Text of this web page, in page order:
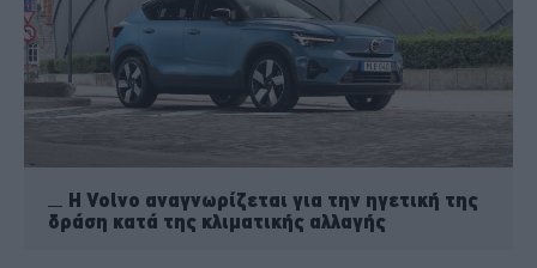
Η Volvo αναγνωρίζεται για την ηγετική της
δράση κατά της κλιματικής αλλαγής